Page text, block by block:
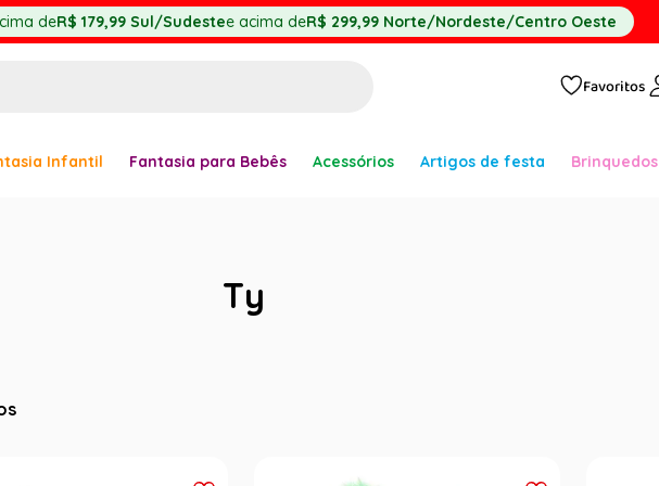
deR$ 179,99 Sul/Sudestee acima deR$ 299,99 Norte/Nordeste/Centro Oeste
Favoritos
Infantil Fantasia para Bebês Acessórios Artigos de festa Brinquedos
Ty